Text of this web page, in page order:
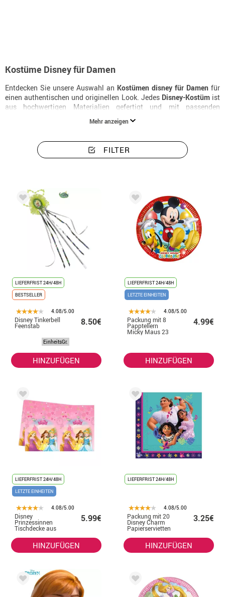
Kostüme Disney für Damen
Entdecken Sie unsere Auswahl an Kostümen disney für Damen für
einen authentischen und originellen Look. Jedes Disney-Kostümist
aus hochwertigen Materialien gefertigt und mit passenden
Accessoires erhältlich. Das ideale
Mehr anzeigen
FILTER
LIEFERFRIST 24H/48H
BESTSELLER
4.08/5.00
Disney Tinkerbell
Feenstab 8.50€
EinheitsGr.
HINZUFÜGEN
LIEFERFRIST 24H/48H
LETZTE EINHEITEN
4.08/5.00
Packung mit 8
Papptellern
Micky Maus 23
4.99€
HINZUFÜGEN
LIEFERFRIST 24H/48H
LETZTE EINHEITEN
4.08/5.00
Disney
Prinzessinnen
Tischdecke aus
120x180 cm
5.99€
HINZUFÜGEN
LIEFERFRIST 24H/48H
4.08/5.00
Packung mit 20
Disney Charm
Papierservietten
33 x 33 cm
3.25€
HINZUFÜGEN